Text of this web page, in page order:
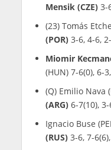
Mensik (CZE)3-
(23) Tomás
(POR)3-6, 4-6,
Miomir
(HUN) 7-6(0), 6-
(Q) Emilio Nava
(ARG)6-7(10), 3-
Ignacio Buse
(RUS)3-6, 7-